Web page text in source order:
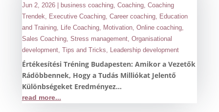
Jun 2, 2026| business coaching, Coaching, Coaching
Trendek, Executive Coaching, Career coaching, Education
and Training, Life Coaching, Motivation, Online coaching,
Sales Coaching, Stress management, Organisational
development, Tips and Tricks, Leadership development
Értékesítési Tréning Budapesten: Amikor a Vezetők
Rádöbbennek, Hogy a Tudás Milliókat Jelentő
Különbségeket Eredményez...
read more...